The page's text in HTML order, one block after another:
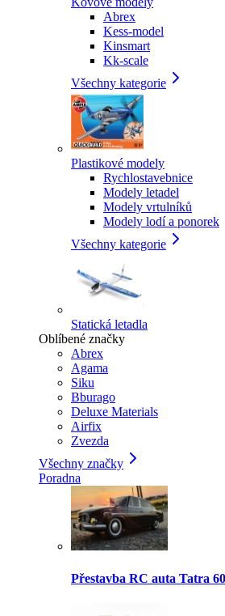
Abrex
Kess-model
Kinsmart
Kk-scale
Všechny kategorie
Plastikové modely
Rychlostavebnice
Modely letadel
Modely vrtulníků
Modely lodí a ponorek
Všechny kategorie
Statická letadla
Oblíbené značky
Abrex
Agama
Siku
Bburago
Deluxe Materials
Airfix
Zvezda
Všechny značky
Poradna
Přestavba RC auta Tatra